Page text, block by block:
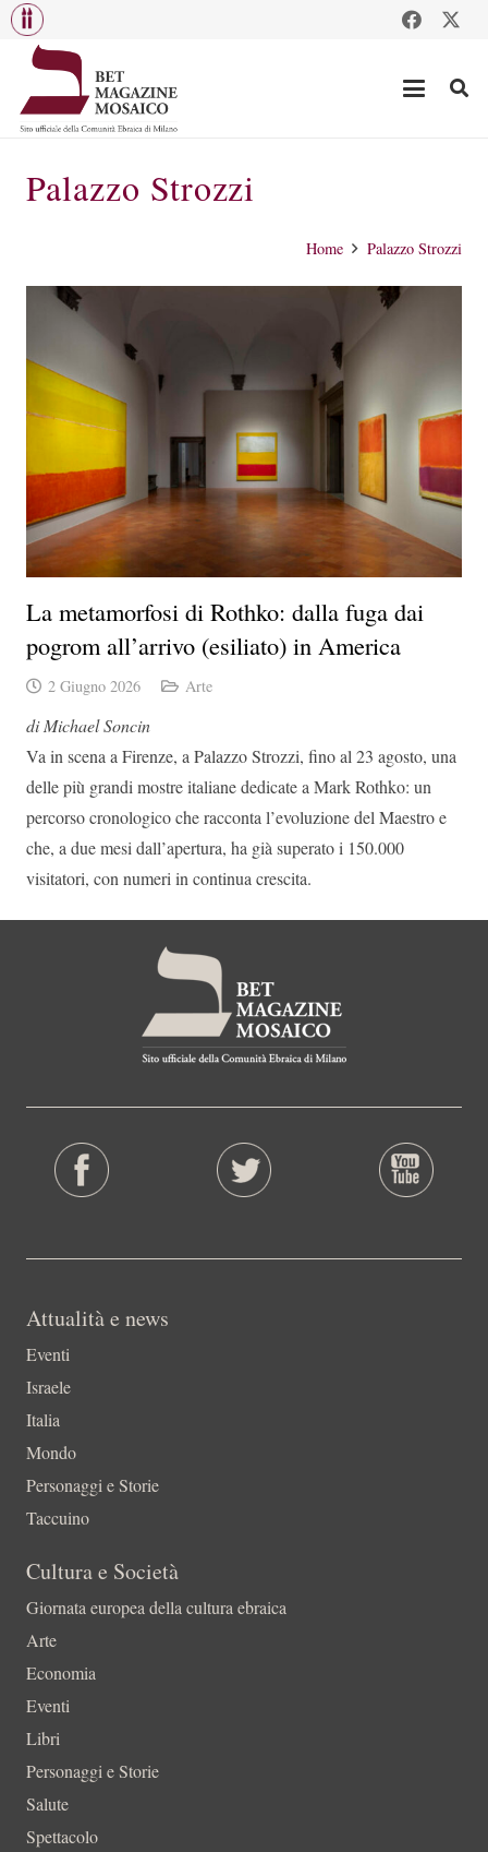
Palazzo Strozzi
Home Palazzo Strozzi
La metamorfosi di Rothko: dalla fuga dai
pogrom all’arrivo (esiliato) in America
2 Giugno 2026 Arte
di Michael Soncin
Va in scena a Firenze, a Palazzo Strozzi, fino al 23 agosto, una
delle più grandi mostre italiane dedicate a Mark Rothko: un
percorso cronologico che racconta l’evoluzione del Maestro e
che, a due mesi dall’apertura, ha già superato i 150.000
visitatori, con numeri in continua crescita.
Attualità e news
Eventi
Israele
Italia
Mondo
Personaggi e Storie
Taccuino
Cultura e Società
Giornata europea della cultura ebraica
Arte
Economia
Eventi
Libri
Personaggi e Storie
Salute
Spettacolo